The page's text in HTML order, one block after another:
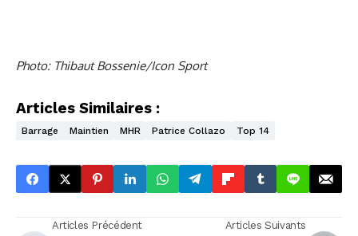
Photo: Thibaut Bossenie/Icon Sport
Articles Similaires :
Barrage Maintien MHR Patrice Collazo Top 14
Articles Précédent Articles Suivants